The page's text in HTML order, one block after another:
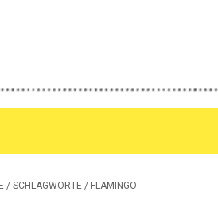
/ SCHLAGWORTE / FLAMINGO